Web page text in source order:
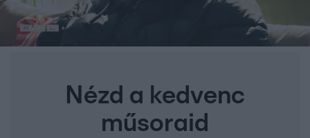
Nézd a kedvenc
műsoraid